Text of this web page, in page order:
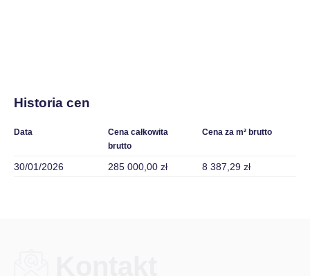
Historia cen
Data
Cena całkowita
brutto
Cena za m² brutto
30/01/2026 285 000,00 zł 8 387,29 zł